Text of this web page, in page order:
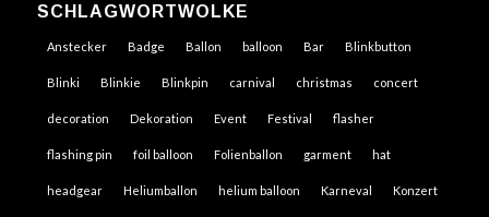
SCHLAGWORTWOLKE
Anstecker Badge Ballon balloon Bar Blinkbutton
Blinki Blinkie Blinkpin carnival christmas concert
decoration Dekoration Event Festival flasher
flashing pin foil balloon Folienballon garment hat
headgear Heliumballon helium balloon Karneval Konzert